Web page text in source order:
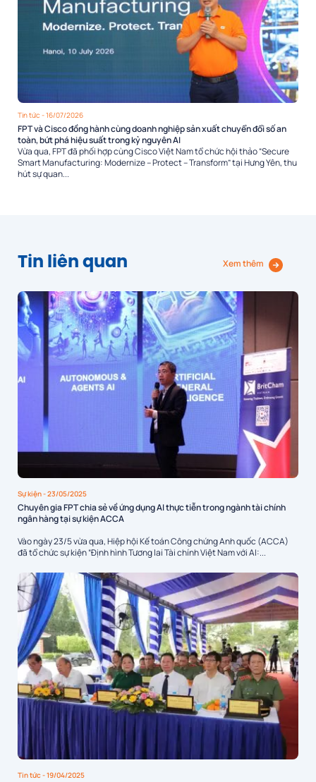
Tin tức - 16/07/2026
FPT và Cisco đồng hành cùng doanh nghiệp sản xuất chuyển đổi số an
toàn, bứt phá hiệu suất trong kỷ nguyên AI
Vừa qua, FPT đã phối hợp cùng Cisco Việt Nam tổ chức hội thảo “Secure
Smart Manufacturing: Modernize – Protect – Transform” tại Hưng Yên, thu
hút sự quan...
Tin liên quan Xem thêm
Sự kiện- 23/05/2025
Chuyên gia FPT chia sẻ về ứng dụng AI thực tiễn trong ngành tài chính
ngân hàng tại sự kiện ACCA
Vào ngày 23/5 vừa qua, Hiệp hội Kế toán Công chứng Anh quốc (ACCA)
đã tổ chức sự kiện “Định hình Tương lai Tài chính Việt Nam với AI:...
Tin tức- 19/04/2025